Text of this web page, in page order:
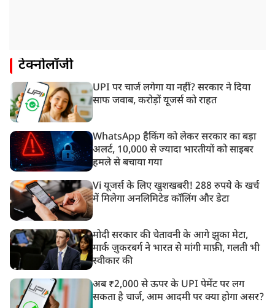
टेक्नोलॉजी
UPI पर चार्ज लगेगा या नहीं? सरकार ने दिया
साफ जवाब, करोड़ों यूजर्स को राहत
WhatsApp हैकिंग को लेकर सरकार का बड़ा
अलर्ट, 10,000 से ज्यादा भारतीयों को साइबर
हमले से बचाया गया
Vi यूजर्स के लिए खुशखबरी! 288 रुपये के खर्च
में मिलेगा अनलिमिटेड कॉलिंग और डेटा
मोदी सरकार की चेतावनी के आगे झुका मेटा,
मार्क ज़ुकरबर्ग ने भारत से मांगी माफ़ी, गलती भी
स्वीकार की
अब ₹2,000 से ऊपर के UPI पेमेंट पर लग
सकता है चार्ज, आम आदमी पर क्या होगा असर?